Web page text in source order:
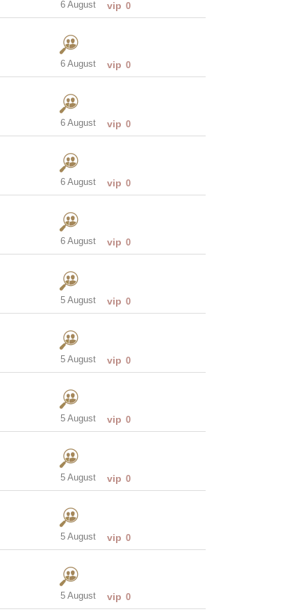
6 August vip 0
6 August vip 0
6 August vip 0
6 August vip 0
6 August vip 0
5 August vip 0
5 August vip 0
5 August vip 0
5 August vip 0
5 August vip 0
5 August vip 0